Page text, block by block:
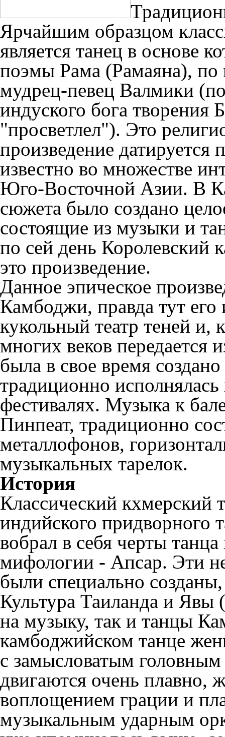
Ярчайшим образцом
является танец в основе
поэмы Рама (Рамаяна), по
мудрец-певец Валмики
индуского бога творения
"просветлел"). Это
произведение
известно во множестве
Юго-Восточной Азии. В
сюжета было создано
состоящие из музыки и
по сей день Королевский
это произведение.
Данное эпическое
Камбоджи, правда тут его
кукольный театр теней и,
многих веков передается
была в свое время
традиционно
фестивалях. Музыка к
Пинпеат, традиционно
металлофонов,
музыкальных тарелок.
История
Классический кхмерский
индийского придворного
вобрал в себя черты
мифологии - Апсар. Эти
были специально
Культура Таиланда и Явы
на музыку, так и танцы
камбоджийском танце
с замысловатым
двигаются очень плавно,
воплощением грации и
музыкальным ударным